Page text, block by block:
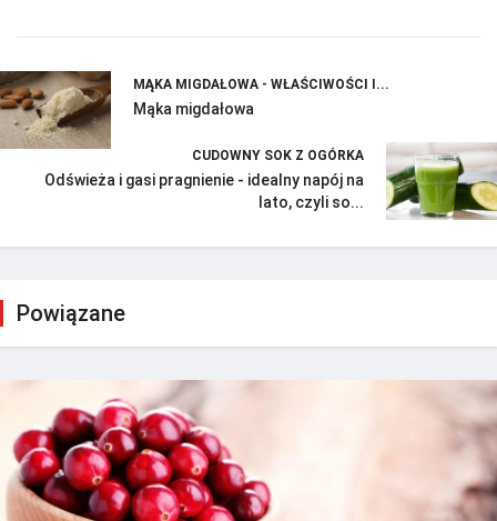
MĄKA MIGDAŁOWA - WŁAŚCIWOŚCI I...
Mąka migdałowa
CUDOWNY SOK Z OGÓRKA
Odświeża i gasi pragnienie - idealny napój na
lato, czyli so...
Powiązane